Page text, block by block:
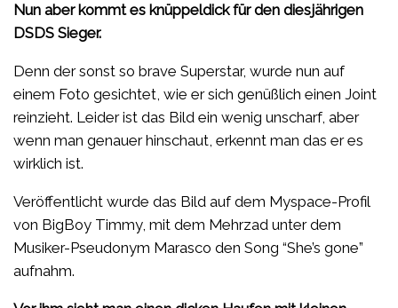
Nun aber kommt es knüppeldick für den diesjährigen
DSDS Sieger.
Denn der sonst so brave Superstar, wurde nun auf
einem Foto gesichtet, wie er sich genüßlich einen Joint
reinzieht. Leider ist das Bild ein wenig unscharf, aber
wenn man genauer hinschaut, erkennt man das er es
wirklich ist.
Veröffentlicht wurde das Bild auf dem Myspace-Profil
von BigBoy Timmy, mit dem Mehrzad unter dem
Musiker-Pseudonym Marasco den Song “She’s gone”
aufnahm.